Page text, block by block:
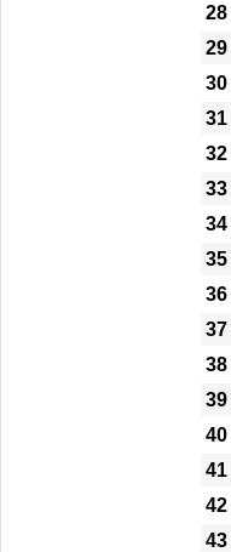
28
29
30
31
32
33
34
35
36
37
38
39
40
41
42
43